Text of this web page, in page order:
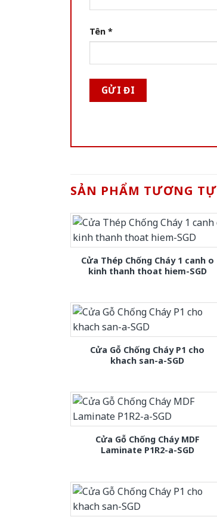
Tên *
SẢN PHẨM TƯƠNG TỰ
Cửa Thép Chống Cháy 1 canh o
kinh thanh thoat hiem-SGD
Cửa Gỗ Chống Cháy P1 cho
khach san-a-SGD
Cửa Gỗ Chống Cháy MDF
Laminate P1R2-a-SGD